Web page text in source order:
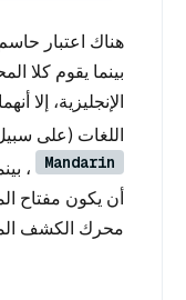
هناك اعتبار
بينما يقوم كلا
الإنجليزية،
اللغات (على
Mandarin ،
أن يكون مفتاح
محرك الكشف